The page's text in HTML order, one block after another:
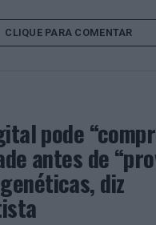
por Injúrias,
do uso da máscara no
CLIQUE PARA COMENTAR
pode
antes de
diz